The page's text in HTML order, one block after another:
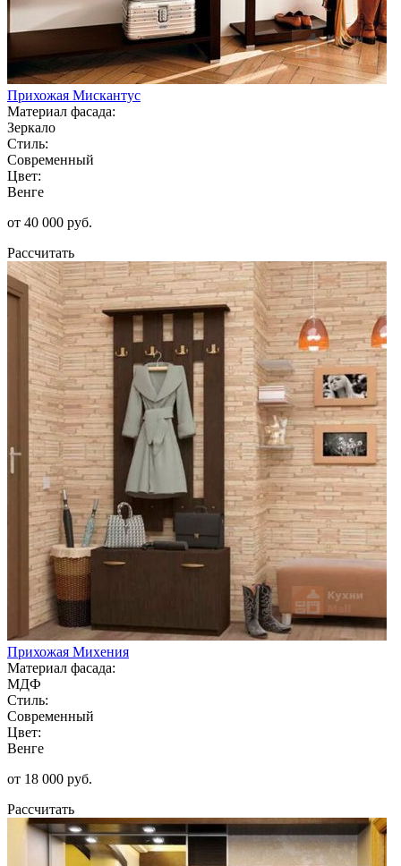
Прихожая Мискантус
Материал фасада:
Зеркало
Стиль:
Современный
Цвет:
Венге
от 40 000 руб.
Рассчитать
Прихожая Михения
Материал фасада:
МДФ
Стиль:
Современный
Цвет:
Венге
от 18 000 руб.
Рассчитать